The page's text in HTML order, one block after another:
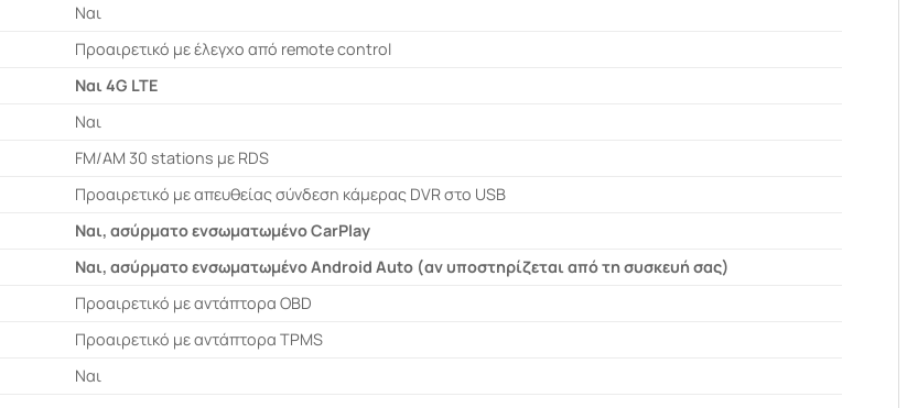
Ναι
Προαιρετικό με έλεγχο από remote control
Ναι 4G LTE
Ναι
FM/AM 30 stations με RDS
Προαιρετικό με απευθείας σύνδεση κάμερας DVR στο USB
Ναι, ασύρματο ενσωματωμένο CarPlay
Ναι, ασύρματο ενσωματωμένο Android Auto (αν υποστηρίζεται από τη συσκευή σας)
Προαιρετικό με αντάπτορα OBD
Προαιρετικό με αντάπτορα TPMS
Ναι